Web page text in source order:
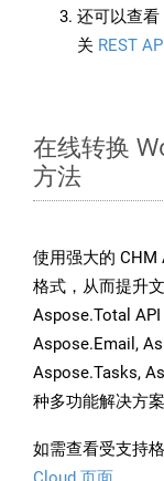
还可以查看
关 REST
在线转换
方法
使用强大的 CHM
格式，从而提升
Aspose.Total
Aspose.Email,
Aspose.Tasks,
种多功能解决方
如需查看受支持